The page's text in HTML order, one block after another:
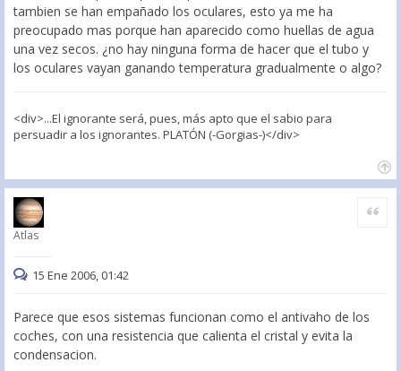
tambien se han empañado los oculares, esto ya me ha
preocupado mas porque han aparecido como huellas de agua
una vez secos. ¿no hay ninguna forma de hacer que el tubo y
los oculares vayan ganando temperatura gradualmente o algo?
<div>...El ignorante será, pues, más apto que el sabio para
persuadir a los ignorantes. PLATÓN (-Gorgias-)</div>
Atlas
Citar
15 Ene 2006, 01:42
Parece que esos sistemas funcionan como el antivaho de los
coches, con una resistencia que calienta el cristal y evita la
condensacion.